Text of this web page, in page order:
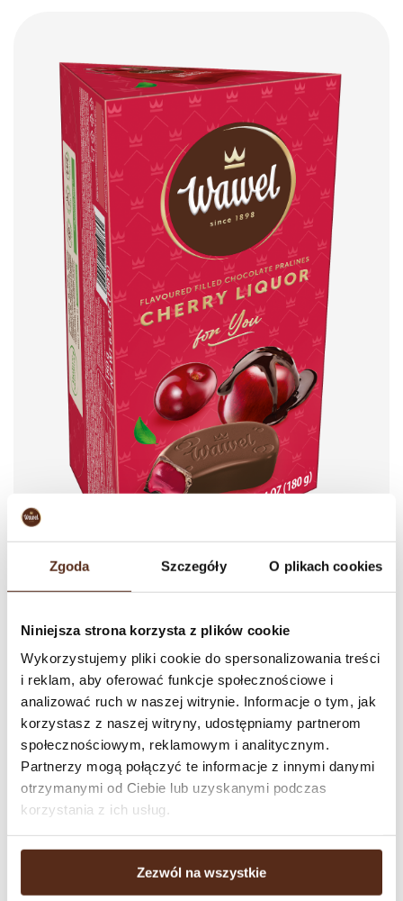
Zgoda Szczegóły O plikach cookies
Niniejsza strona korzysta z plików cookie
Wykorzystujemy pliki cookie do spersonalizowania treści
i reklam, aby oferować funkcje społecznościowe i
analizować ruch w naszej witrynie. Informacje o tym, jak
korzystasz z naszej witryny, udostępniamy partnerom
społecznościowym, reklamowym i analitycznym.
Partnerzy mogą połączyć te informacje z innymi danymi
otrzymanymi od Ciebie lub uzyskanymi podczas
korzystania z ich usług.
Zezwól na wszystkie
Cherry Liquor Flavoured
180 g
Cherry Liquor Flavoured is a sophisticated selection of chocolate
pralines with a smooth filling inspired by the rich taste of cherry
liqueur. Each piece is coated in velvety chocolate, offering a perfect
harmony of fruity sweetness and delicate cocoa notes. Elegantly
packaged, these pralines make a luxurious gift or an indulgent treat for
special moments.
Check our brands